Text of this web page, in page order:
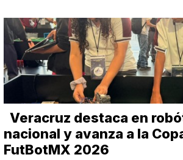
Veracruz destaca en
nacional y avanza a la
FutBotMX 2026